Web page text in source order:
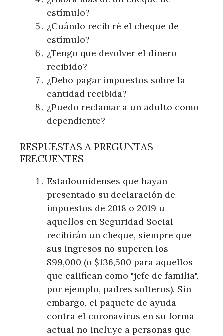
estímulo?
¿Cuándo recibiré el cheque de
estímulo?
¿Tengo que devolver el dinero
recibido?
¿Debo pagar impuestos sobre la
cantidad recibida?
¿Puedo reclamar a un adulto como
dependiente?
RESPUESTAS A PREGUNTAS
FRECUENTES
Estadounidenses que hayan
presentado su declaración de
impuestos de 2018 o 2019 u
aquellos en Seguridad Social
recibirán un cheque, siempre que
sus ingresos no superen los
$99,000 (o $136,500 para aquellos
que califican como "jefe de familia",
por ejemplo, padres solteros). Sin
embargo, el paquete de ayuda
contra el coronavirus en su forma
actual no incluye a personas que